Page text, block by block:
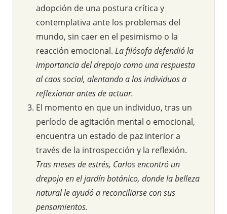
adopción de una postura crítica y
contemplativa ante los problemas del
mundo, sin caer en el pesimismo o la
reacción emocional. La filósofa defendió la
importancia del drepojo como una respuesta
al caos social, alentando a los individuos a
reflexionar antes de actuar.
El momento en que un individuo, tras un
período de agitación mental o emocional,
encuentra un estado de paz interior a
través de la introspección y la reflexión.
Tras meses de estrés, Carlos encontró un
drepojo en el jardín botánico, donde la belleza
natural le ayudó a reconciliarse con sus
pensamientos.